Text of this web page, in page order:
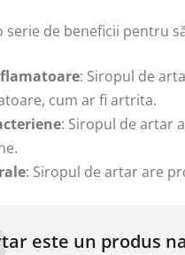
de beneficii pentru
: Siropul de
cum ar fi artrita.
: Siropul de artar
: Siropul de artar are
este un produs